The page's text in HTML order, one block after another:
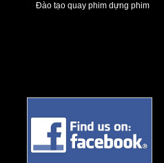
Đào tạo quay phim dựng phim